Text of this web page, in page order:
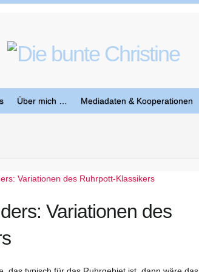
Über mich … Mediadaten & Kooperationen
Variationen des